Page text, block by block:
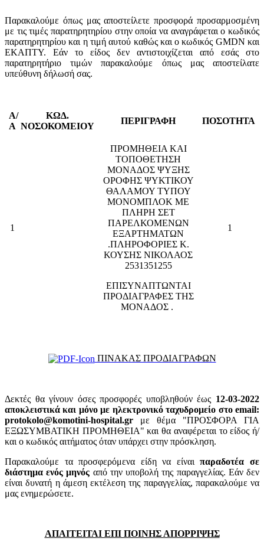
Παρακαλούμε όπως μας αποστείλετε προσφορά προσαρμοσμένη
με τις τιμές παρατηρητηρίου στην οποία να αναγράφεται ο κωδικός
παρατηρητηρίου και η τιμή αυτού καθώς και ο κωδικός GMDN και
ΕΚΑΠΤΥ. Εάν το είδος δεν αντιστοιχίζεται από εσάς στο
παρατηρητήριο τιμών παρακαλούμε όπως μας αποστείλατε
υπεύθυνη δήλωσή σας.
Α/
Α
ΚΩΔ.
ΝΟΣΟΚΟΜΕΙΟΥ
ΠΕΡΙΓΡΑΦΗ ΠΟΣΟΤΗΤΑ
1
ΠΡΟΜΗΘΕΙΑ ΚΑΙ
ΤΟΠΟΘΕΤΗΣΗ
ΜΟΝΑΔΟΣ ΨΥΞΗΣ
ΟΡΟΦΗΣ ΨΥΚΤΙΚΟΥ
ΘΑΛΑΜΟΥ ΤΥΠΟΥ
ΜΟΝΟΜΠΛΟΚ ΜΕ
ΠΛΗΡΗ ΣΕΤ
ΠΑΡΕΛΚΟΜΕΝΩΝ
ΕΞΑΡΤΗΜΑΤΩΝ
.ΠΛΗΡΟΦΟΡΙΕΣ Κ.
ΚΟΥΣΗΣ ΝΙΚΟΛΑΟΣ
2531351255
ΕΠΙΣΥΝΑΠΤΩΝΤΑΙ
ΠΡΟΔΙΑΓΡΑΦΕΣ ΤΗΣ
ΜΟΝΑΔΟΣ .
1
ΠΙΝΑΚΑΣ ΠΡΟΔΙΑΓΡΑΦΩΝ
Δεκτές θα γίνουν όσες προσφορές υποβληθούν έως 12-03-2022
αποκλειστικά και μόνο με ηλεκτρονικό ταχυδρομείο στο email:
protokolo@komotini-hospital.gr με θέμα "ΠΡΟΣΦΟΡΑ ΓΙΑ
ΕΞΩΣΥΜΒΑΤΙΚΗ ΠΡΟΜΗΘΕΙΑ" και θα αναφέρεται το είδος ή/
και ο κωδικός αιτήματος όταν υπάρχει στην πρόσκληση.
Παρακαλούμε τα προσφερόμενα είδη να είναιπαραδοτέα σε
διάστημα ενός μηνός από την υποβολή της παραγγελίας. Εάν δεν
είναι δυνατή η άμεση εκτέλεση της παραγγελίας, παρακαλούμε να
μας ενημερώσετε.
ΑΠΑΙΤΕΙΤΑΙ ΕΠΙ ΠΟΙΝΗΣ ΑΠΟΡΡΙΨΗΣ